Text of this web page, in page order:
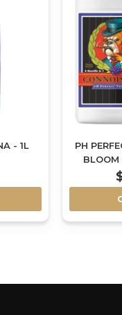
- 1L
PH
BLOOM